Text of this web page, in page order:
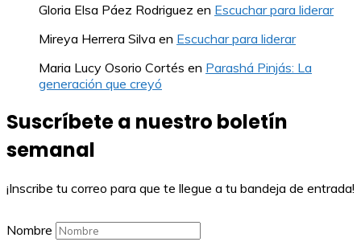
Gloria Elsa Páez Rodriguez en Escuchar para liderar
Mireya Herrera Silva en Escuchar para liderar
Maria Lucy Osorio Cortés en Parashá Pinjás: La
generación que creyó
Suscríbete a nuestro boletín
semanal
¡Inscribe tu correo para que te llegue a tu bandeja de entrada!
Nombre